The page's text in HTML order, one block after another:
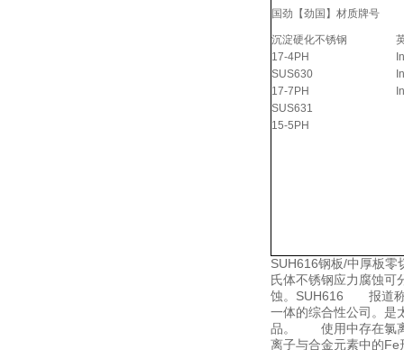
国劲【劲国】材质牌号
沉淀硬化不锈钢
17-4PH
SUS630
17-7PH
SUS631
15-5PH
SUH616钢板/中厚板
氏体不锈钢应力腐蚀可
蚀。SUH616 报道称
一体的综合性公司。是
品。 使用中存在氯离
离子与合金元素中的